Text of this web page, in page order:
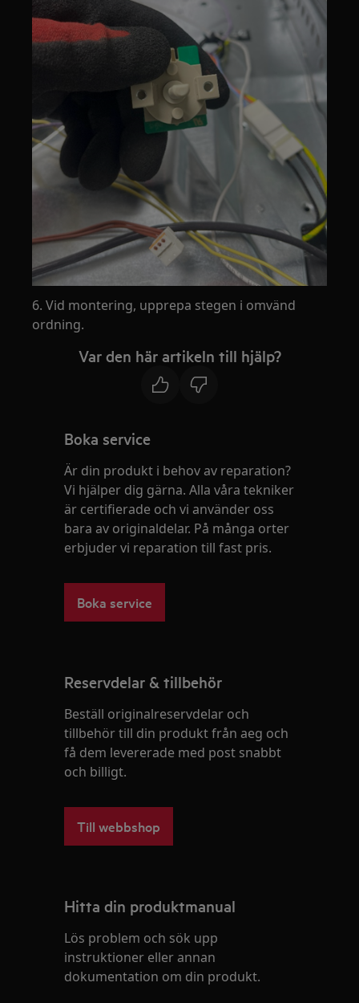
6. Vid montering, upprepa stegen i omvänd
ordning.
Var den här artikeln till hjälp?
Boka service
Är din produkt i behov av reparation?
Vi hjälper dig gärna. Alla våra tekniker
är certifierade och vi använder oss
bara av originaldelar. På många orter
erbjuder vi reparation till fast pris.
Boka service
Reservdelar & tillbehör
Beställ originalreservdelar och
tillbehör till din produkt från aeg och
få dem levererade med post snabbt
och billigt.
Till webbshop
Hitta din produktmanual
Lös problem och sök upp
instruktioner eller annan
dokumentation om din produkt.